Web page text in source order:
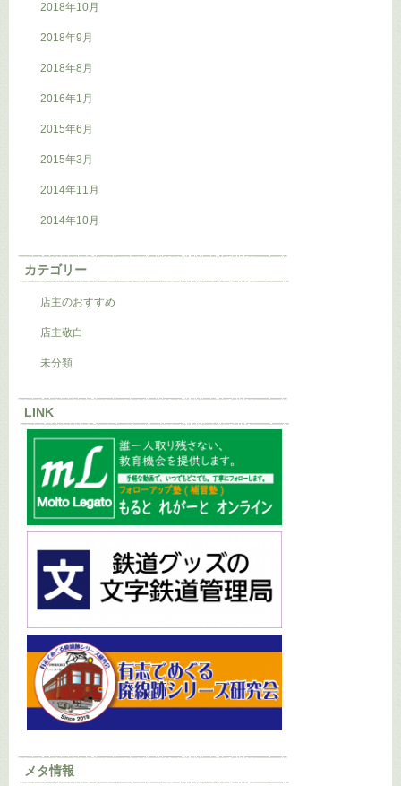
2018年10月
2018年9月
2018年8月
2016年1月
2015年6月
2015年3月
2014年11月
2014年10月
カテゴリー
店主のおすすめ
店主敬白
未分類
LINK
メタ情報